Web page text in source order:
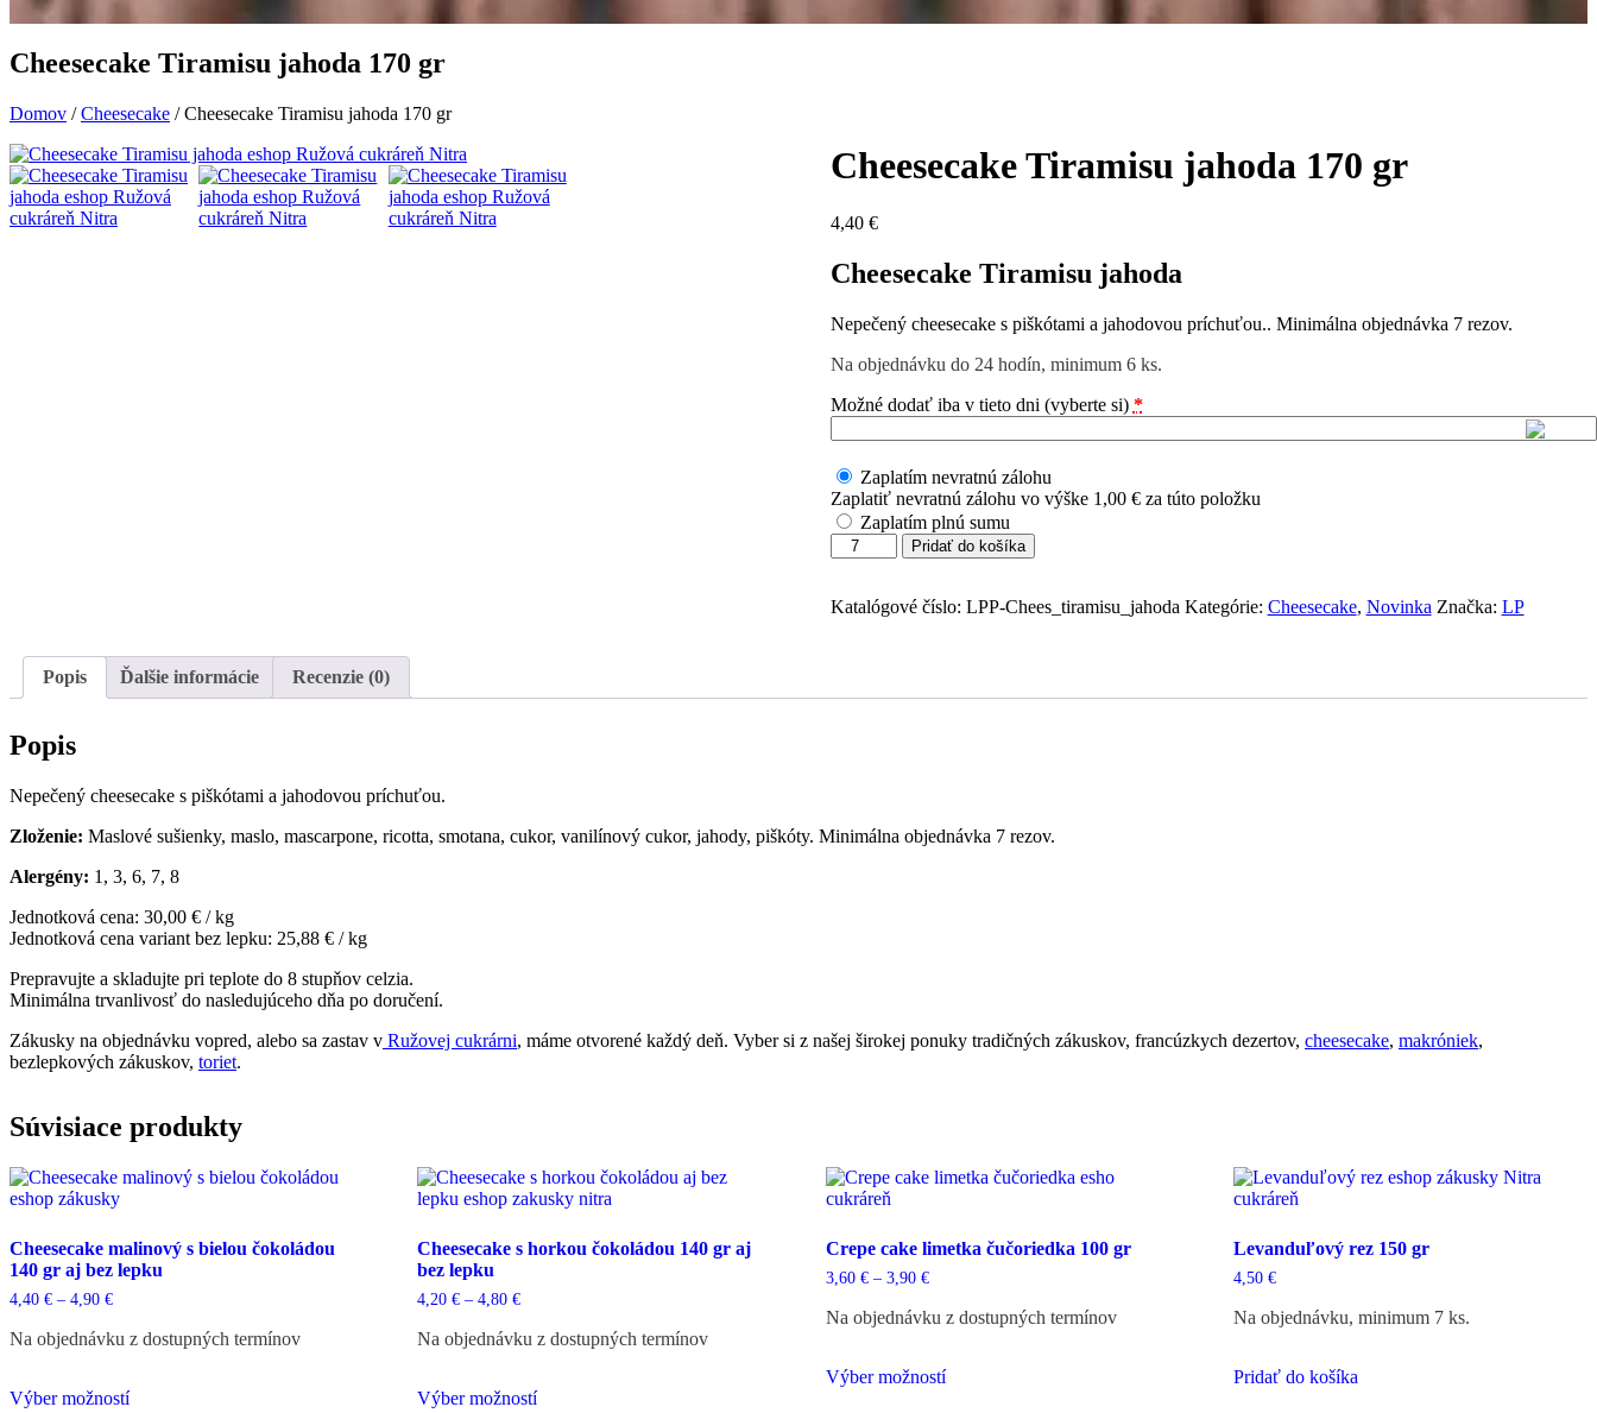
Cheesecake Tiramisu jahoda 170 gr
Domov /Cheesecake / Cheesecake Tiramisu jahoda 170 gr
Cheesecake Tiramisu jahoda 170 gr
4,40 €
Cheesecake Tiramisu jahoda
Nepečený cheesecake s piškótami a jahodovou príchuťou.. Minimálna objednávka 7 rezov.
Na objednávku do 24 hodín, minimum 6 ks.
Možné dodať iba v tieto dni (vyberte si) *
Zaplatím nevratnú zálohu
Zaplatiť nevratnú zálohu vo výške 1,00 € za túto položku
Zaplatím plnú sumu
množstvo
Cheesecake
jahoda
Pridať do košíka
Katalógové číslo: LPP-Chees_tiramisu_jahoda Kategórie: Cheesecake, Novinka Značka: LP
Popis Ďalšie informácie Recenzie (0)
Popis
Nepečený cheesecake s piškótami a jahodovou príchuťou.
Zloženie: Maslové sušienky, maslo, mascarpone, ricotta, smotana, cukor, vanilínový cukor, jahody, piškóty. Minimálna objednávka 7 rezov.
Alergény: 1, 3, 6, 7, 8
Jednotková cena: 30,00 € / kg
Jednotková cena variant bez lepku: 25,88 € / kg
Prepravujte a skladujte pri teplote do 8 stupňov celzia.
Minimálna trvanlivosť do nasledujúceho dňa po doručení.
Zákusky na objednávku vopred, alebo sa zastav v Ružovej cukrárni, máme otvorené každý deň. Vyber si z našej širokej ponuky tradičných zákuskov, francúzkych dezertov, cheesecake, makróniek,
bezlepkových zákuskov, toriet.
Súvisiace produkty
Cheesecake malinový s bielou čokoládou
140 gr aj bez lepku
4,40 € – 4,90 €Price
4,40 €
Na objednávku z dostupných termínov
Výber možnostíprodukt
Cheesecake s horkou čokoládou 140 gr aj
bez lepku
4,20€ – 4,80€Price
4,20 €
Na objednávku z dostupných termínov
Výber možnostíprodukt
Crepe cake limetka čučoriedka 100 gr
3,60 € – 3,90 €Price
3,60 €
Na objednávku z dostupných termínov
Výber možnostíprodukt
Levanduľový rez 150 gr
4,50 €
Na objednávku, minimum 7 ks.
Pridať do košíka